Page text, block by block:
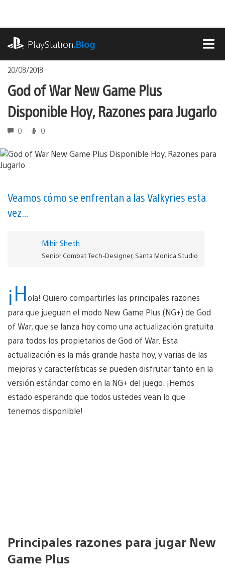
contenido
PlayStation.Blog
20/08/2018
God of War New Game Plus
Disponible Hoy, Razones para Jugarlo
0 0
Veamos cómo se enfrentan a las Valkyries esta
vez…
Mihir Sheth
Senior Combat Tech-Designer, Santa Monica Studio
¡Hola! Quiero compartirles las principales razones
para que jueguen el modo New Game Plus (NG+) de God
of War, que se lanza hoy como una actualización gratuita
para todos los propietarios de God of War. Esta
actualización es la más grande hasta hoy, y varias de las
mejoras y características se pueden disfrutar tanto en la
versión estándar como en la NG+ del juego. ¡Hemos
estado esperando que todos ustedes vean lo que
tenemos disponible!
Principales razones para jugar New
Game Plus